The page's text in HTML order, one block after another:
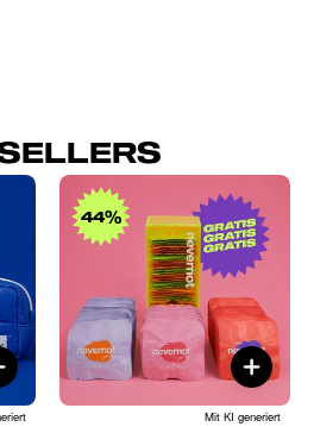
Never
Run
Out
Set
44%
Mit KI generiert